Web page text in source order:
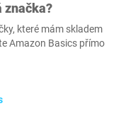
značka?
které mám skladem
Amazon Basics přímo